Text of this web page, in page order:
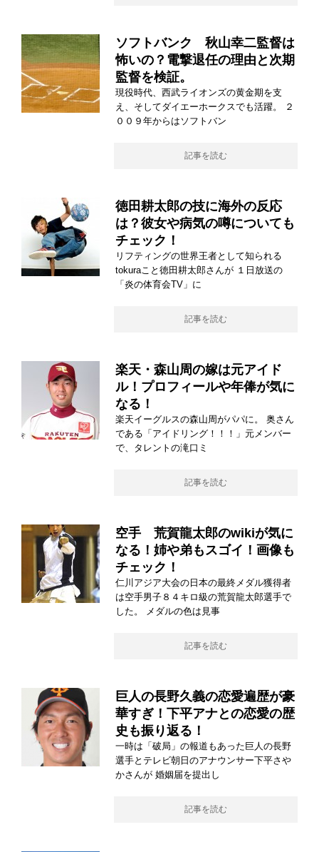
ソフトバンク 秋山幸二監督は
怖いの？電撃退任の理由と次期
監督を検証。
現役時代、西武ライオンズの黄金期を支
え、そしてダイエーホークスでも活躍。 ２
００９年からはソフトバン
記事を読む
徳田耕太郎の技に海外の反応
は？彼女や病気の噂についても
チェック！
リフティングの世界王者として知られる
tokuraこと徳田耕太郎さんが １日放送の
「炎の体育会TV」に
記事を読む
楽天・森山周の嫁は元アイド
ル！プロフィールや年俸が気に
なる！
楽天イーグルスの森山周がパパに。 奥さん
である「アイドリング！！！」元メンバー
で、タレントの滝口ミ
記事を読む
空手 荒賀龍太郎のwikiが気に
なる！姉や弟もスゴイ！画像も
チェック！
仁川アジア大会の日本の最終メダル獲得者
は空手男子８４キロ級の荒賀龍太郎選手で
した。 メダルの色は見事
記事を読む
巨人の長野久義の恋愛遍歴が豪
華すぎ！下平アナとの恋愛の歴
史も振り返る！
一時は「破局」の報道もあった巨人の長野
選手とテレビ朝日のアナウンサー下平さや
かさんが 婚姻届を提出し
記事を読む